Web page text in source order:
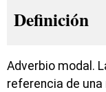
Definición
Adverbio modal.
referencia de